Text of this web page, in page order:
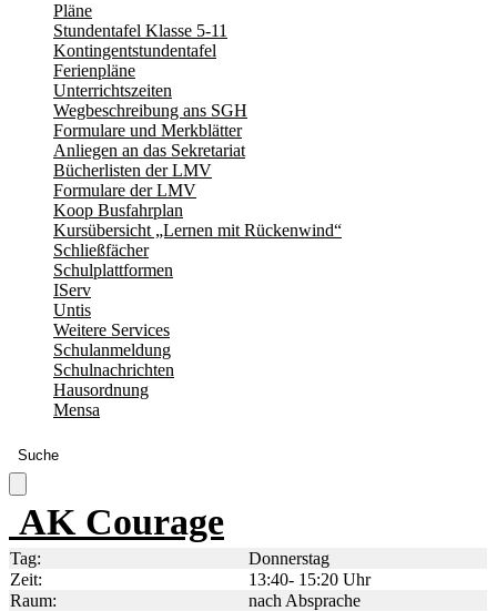
Pläne
Stundentafel Klasse 5-11
Kontingentstundentafel
Ferienpläne
Unterrichtszeiten
Wegbeschreibung ans SGH
Formulare und Merkblätter
Anliegen an das Sekretariat
Bücherlisten der LMV
Formulare der LMV
Koop Busfahrplan
Kursübersicht „Lernen mit Rückenwind“
Schließfächer
Schulplattformen
IServ
Untis
Weitere Services
Schulanmeldung
Schulnachrichten
Hausordnung
Mensa
Suche
AK Courage
Tag:
Donnerstag
Zeit:
13:40- 15:20 Uhr
Raum:
nach Absprache